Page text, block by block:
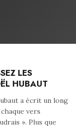
LES
HUBAUT
a écrit un long
vers
». Plus que